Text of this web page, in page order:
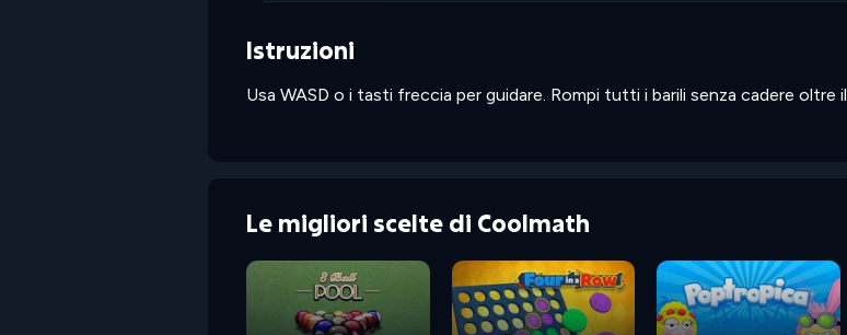
Istruzioni
Usa WASD o i tasti freccia per guidare. Rompi tutti i barili senza cadere oltre
Le migliori scelte di Coolmath